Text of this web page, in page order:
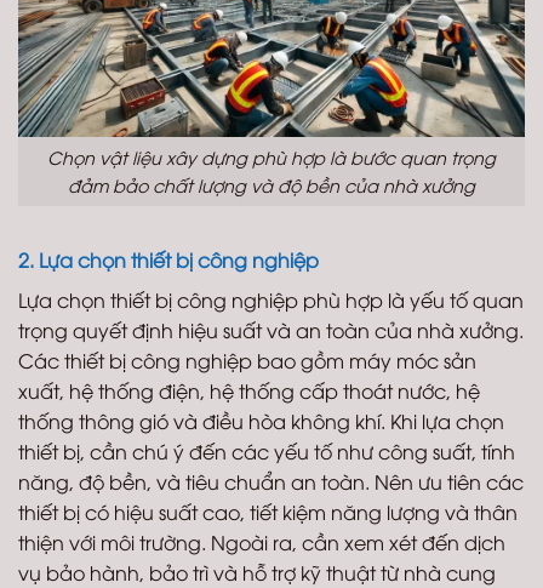
Chọn vật liệu xây dựng phù hợp là bước quan trọng
đảm bảo chất lượng và độ bền của nhà xưởng
2. Lựa chọn thiết bị công nghiệp
Lựa chọn thiết bị công nghiệp phù hợp là yếu tố quan
trọng quyết định hiệu suất và an toàn của nhà xưởng.
Các thiết bị công nghiệp bao gồm máy móc sản
xuất, hệ thống điện, hệ thống cấp thoát nước, hệ
thống thông gió và điều hòa không khí. Khi lựa chọn
thiết bị, cần chú ý đến các yếu tố như công suất, tính
năng, độ bền, và tiêu chuẩn an toàn. Nên ưu tiên các
thiết bị có hiệu suất cao, tiết kiệm năng lượng và thân
thiện với môi trường. Ngoài ra, cần xem xét đến dịch
vụ bảo hành, bảo trì và hỗ trợ kỹ thuật từ nhà cung